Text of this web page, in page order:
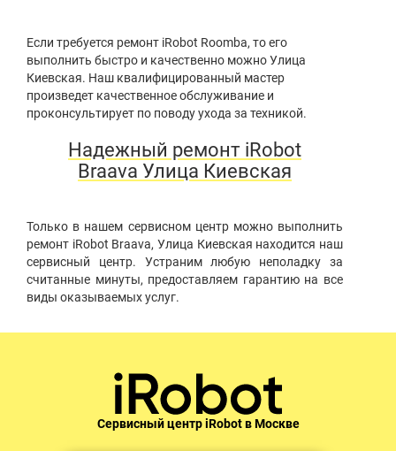
Если требуется ремонт iRobot Roomba, то его
выполнить быстро и качественно можно Улица
Киевская. Наш квалифицированный мастер
произведет качественное обслуживание и
проконсультирует по поводу ухода за техникой.
Надежный ремонт iRobot
Braava Улица Киевская
Только в нашем сервисном центр можно выполнить
ремонт iRobot Braava, Улица Киевская находится наш
сервисный центр. Устраним любую неполадку за
считанные минуты, предоставляем гарантию на все
виды оказываемых услуг.
Сервисный центр iRobot в Москве